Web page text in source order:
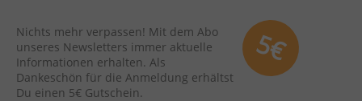
5€
Nichts mehr verpassen! Mit dem Abo
unseres Newsletters immer aktuelle
Informationen erhalten. Als
Dankeschön für die Anmeldung erhältst
Du einen 5€ Gutschein.